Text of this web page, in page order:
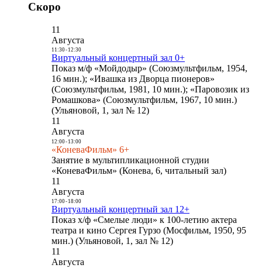
Скоро
11
Августа
11:30- 12:30
Виртуальный концертный зал 0+
Показ м/ф «Мойдодыр» (Союзмультфильм, 1954,
16 мин.); «Ивашка из Дворца пионеров»
(Союзмультфильм, 1981, 10 мин.); «Паровозик из
Ромашкова» (Союзмультфильм, 1967, 10 мин.)
(Ульяновой, 1, зал № 12)
11
Августа
12:00- 13:00
«КоневаФильм» 6+
Занятие в мультипликационной студии
«КоневаФильм» (Конева, 6, читальный зал)
11
Августа
17:00- 18:00
Виртуальный концертный зал 12+
Показ х/ф «Смелые люди» к 100-летию актера
театра и кино Сергея Гурзо (Мосфильм, 1950, 95
мин.) (Ульяновой, 1, зал № 12)
11
Августа